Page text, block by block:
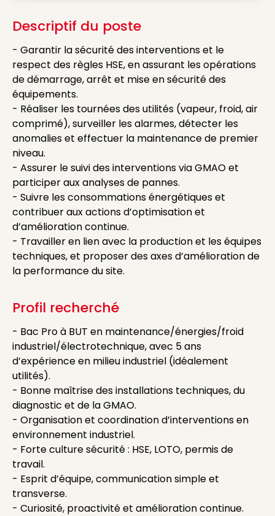
Descriptif du poste
- Garantir la sécurité des interventions et le
respect des règles HSE, en assurant les opérations
de démarrage, arrêt et mise en sécurité des
équipements.
- Réaliser les tournées des utilités (vapeur, froid, air
comprimé), surveiller les alarmes, détecter les
anomalies et effectuer la maintenance de premier
niveau.
- Assurer le suivi des interventions via GMAO et
participer aux analyses de pannes.
- Suivre les consommations énergétiques et
contribuer aux actions d’optimisation et
d’amélioration continue.
- Travailler en lien avec la production et les équipes
techniques, et proposer des axes d’amélioration de
la performance du site.
Profil recherché
- Bac Pro à BUT en maintenance/énergies/froid
industriel/électrotechnique, avec 5 ans
d’expérience en milieu industriel (idéalement
utilités).
- Bonne maîtrise des installations techniques, du
diagnostic et de la GMAO.
- Organisation et coordination d’interventions en
environnement industriel.
- Forte culture sécurité : HSE, LOTO, permis de
travail.
- Esprit d’équipe, communication simple et
transverse.
- Curiosité, proactivité et amélioration continue.